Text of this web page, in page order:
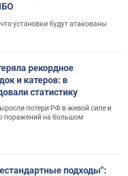
установки будут атакованы
рекордное
и катеров: в
статистику
потери РФ в живой силе и
поражений на большом
подходы":